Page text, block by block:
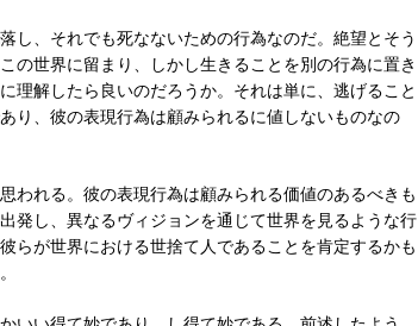
し、それでも死なないための行為なのだ。絶望とそう
の世界に留まり、しかし生きることを別の行為に置き
理解したら良いのだろうか。それは単に、逃げること
り、彼の表現行為は顧みられるに値しないものなの
われる。彼の表現行為は顧みられる価値のあるべきも
発し、異なるヴィジョンを通じて世界を見るような行
らが世界における世捨て人であることを肯定するかも